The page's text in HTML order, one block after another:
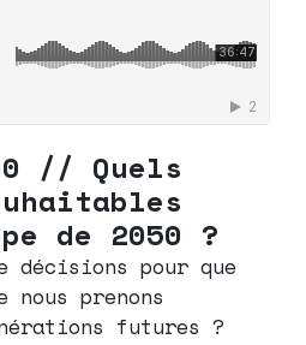
// Quels
de 2050 ?
décisions pour que
prenons
futures ?